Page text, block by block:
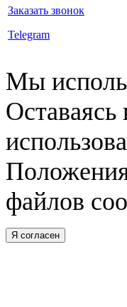
Заказать звонок
Telegram
Мы
файлов
Я согласен